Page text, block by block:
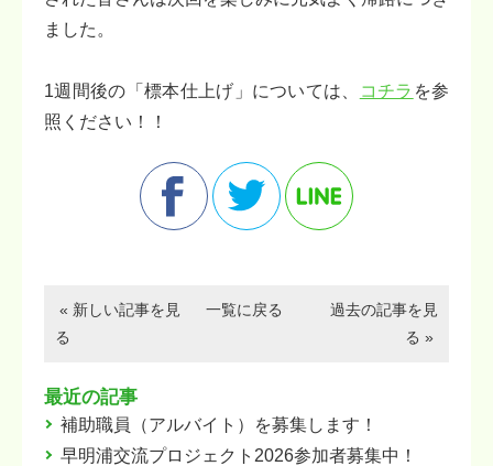
ました。
1週間後の「標本仕上げ」については、 コチラ を参
照ください！！
« 新しい記事を見
る
一覧に戻る
過去の記事を見
る »
最近の記事
補助職員（アルバイト）を募集します！
早明浦交流プロジェクト2026参加者募集中！